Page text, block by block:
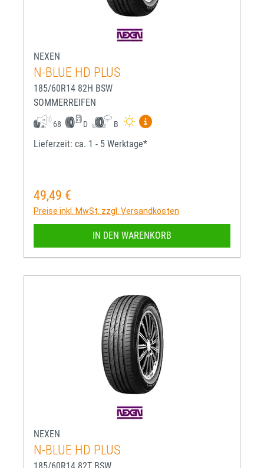
NEXEN
N-BLUE HD PLUS
185/60R14 82H BSW
SOMMERREIFEN
68 D B
Mehr Informationen zum
Lieferzeit: ca. 1 - 5 Werktage*
Regulärer Preis:
49,49 €
Preise inkl. MwSt. zzgl. Versandkosten
IN DEN WARENKORB
NEXEN
N-BLUE HD PLUS